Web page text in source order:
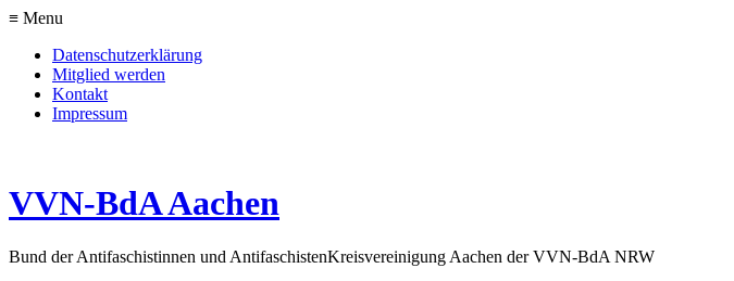
≡ Menu
Datenschutzerklärung
Mitglied werden
Kontakt
Impressum
VVN-BdA Aachen
Bund der Antifaschistinnen und AntifaschistenKreisvereinigung Aachen der VVN-BdA NRW